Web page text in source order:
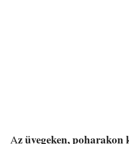
Az üvegeken, poharakon